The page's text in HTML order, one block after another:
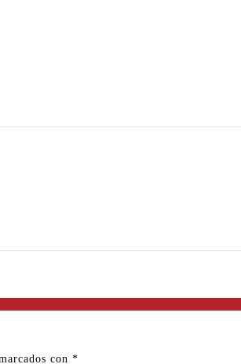
con *